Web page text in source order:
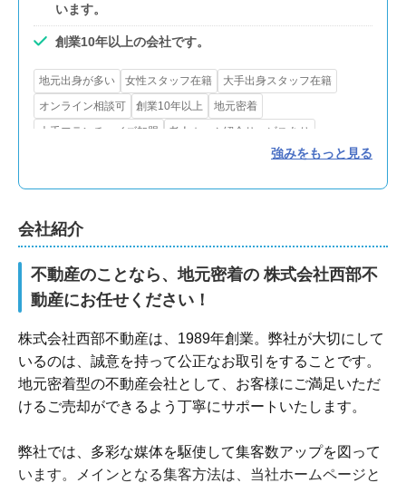
います。
創業10年以上の会社です。
地元出身が多い 女性スタッフ在籍
大手出身スタッフ在籍
オンライン相談可
創業10年以上
地元密着
大手フランチャイズ加盟
老人ホーム紹介サービスあり
強みをもっと見る
会社紹介
不動産のことなら、地元密着の 株式会社西部不
動産にお任せください！
株式会社西部不動産は、1989年創業。弊社が大切にして
いるのは、誠意を持って公正なお取引をすることです。
地元密着型の不動産会社として、お客様にご満足いただ
けるご売却ができるよう丁寧にサポートいたします。
弊社では、多彩な媒体を駆使して集客数アップを図って
います。メインとなる集客方法は、当社ホームページと